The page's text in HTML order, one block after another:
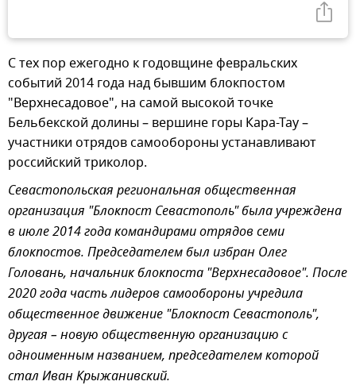
С тех пор ежегодно к годовщине февральских
событий 2014 года над бывшим блокпостом
"Верхнесадовое", на самой высокой точке
Бельбекской долины – вершине горы Кара-Тау –
участники отрядов самообороны устанавливают
российский триколор.
Севастопольская региональная общественная
организация "Блокпост Севастополь" была учреждена
в июле 2014 года командирами отрядов семи
блокпостов. Председателем был избран Олег
Головань, начальник блокпоста "Верхнесадовое". После
2020 года часть лидеров самообороны учредила
общественное движение "Блокпост Севастополь",
другая – новую общественную организацию с
одноименным названием, председателем которой
стал Иван Крыжанивский.